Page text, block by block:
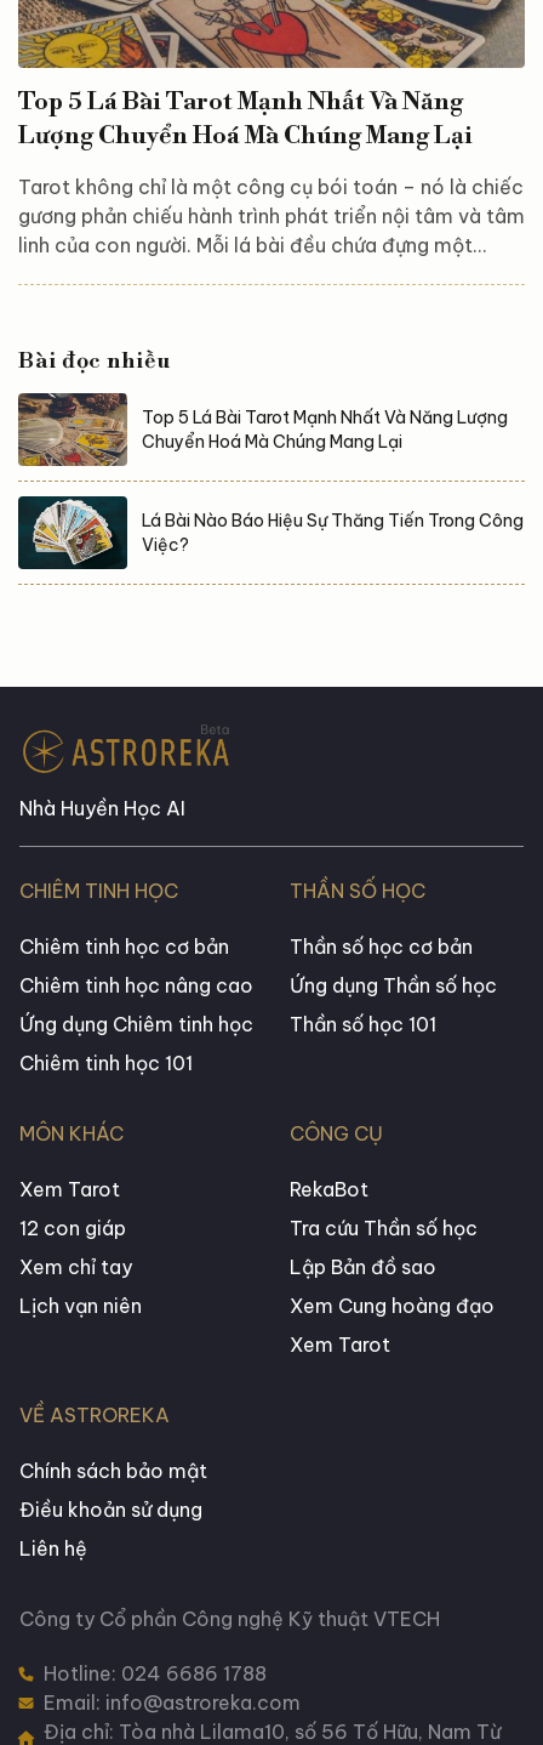
Top 5 Lá Bài Tarot Mạnh Nhất Và Năng
Lượng Chuyển Hoá Mà Chúng Mang Lại
Tarot không chỉ là một công cụ bói toán – nó là chiếc
gương phản chiếu hành trình phát triển nội tâm và tâm
linh của con người. Mỗi lá bài đều chứa đựng một
thành sâu sắc. Trong bộ bài gồm 78 lá, có những lá
mang tần số chuyển hóa cực mạnh – không chỉ đơn
thuần “tiên đoán tương lai”, mà còn đánh dấu bước...
Bài đọc nhiều
Top 5 Lá Bài Tarot Mạnh Nhất Và Năng Lượng
Chuyển Hoá Mà Chúng Mang Lại
Lá Bài Nào Báo Hiệu Sự Thăng Tiến Trong Công
Việc?
Nhà Huyền Học AI
CHIÊM TINH HỌC
Chiêm tinh học cơ bản
Chiêm tinh học nâng cao
Ứng dụng Chiêm tinh học
Chiêm tinh học 101
THẦN SỐ HỌC
Thần số học cơ bản
Ứng dụng Thần số học
Thần số học 101
MÔN KHÁC
Xem Tarot
12 con giáp
Xem chỉ tay
Lịch vạn niên
CÔNG CỤ
RekaBot
Tra cứu Thần số học
Lập Bản đồ sao
Xem Cung hoàng đạo
Xem Tarot
VỀ ASTROREKA
Chính sách bảo mật
Điều khoản sử dụng
Liên hệ
Công ty Cổ phần Công nghệ Kỹ thuật VTECH
Hotline: 024 6686 1788
Email: info@astroreka.com
Địa chỉ: Tòa nhà Lilama10, số 56 Tố Hữu, Nam Từ